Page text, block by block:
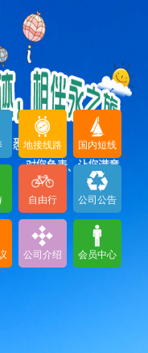
地接线路 国内短线
自由行 公司公告
公司介绍 会员中心